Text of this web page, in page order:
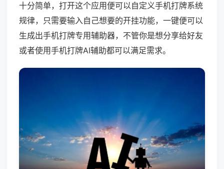
十分简单，打开这个应用便可以自定义手机打牌系统
规律，只需要输入自己想要的开挂功能，一键便可以
生成出手机打牌专用辅助器，不管你是想分享给好友
或者使用手机打牌AI辅助都可以满足需求。